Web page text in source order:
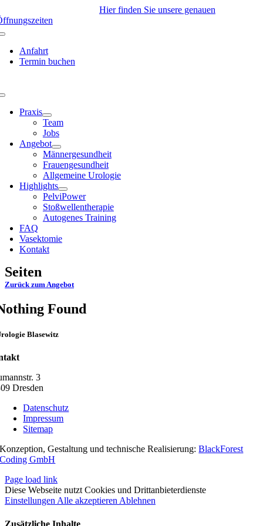
to
content
Hier finden Sie unsere genauen
Anfahrt
Termin buchen
Toggle
NavigationPraxis
Team
Jobs
Angebot
Männergesundheit
Frauengesundheit
Allgemeine Urologie
Highlights
PelviPower
Stoßwellentherapie
Autogenes Training
FAQ
Vasektomie
Kontakt
Seiten
Zurück zum Angebot
Found
Blasewitz
3
Dresden
Datenschutz
Impressum
Sitemap
Konzeption, Gestaltung und technische Realisierung:BlackForest
Coding GmbH
Page load link
Diese Webseite nutzt Cookies und Drittanbieterdienste
Einstellungen Alle akzeptieren Ablehnen
Zusätzliche Inhalte